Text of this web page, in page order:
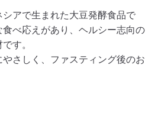
シアで生まれた大豆発酵食品で
べ応えがあり、ヘルシー志向の
す。
さしく、ファスティング後のお